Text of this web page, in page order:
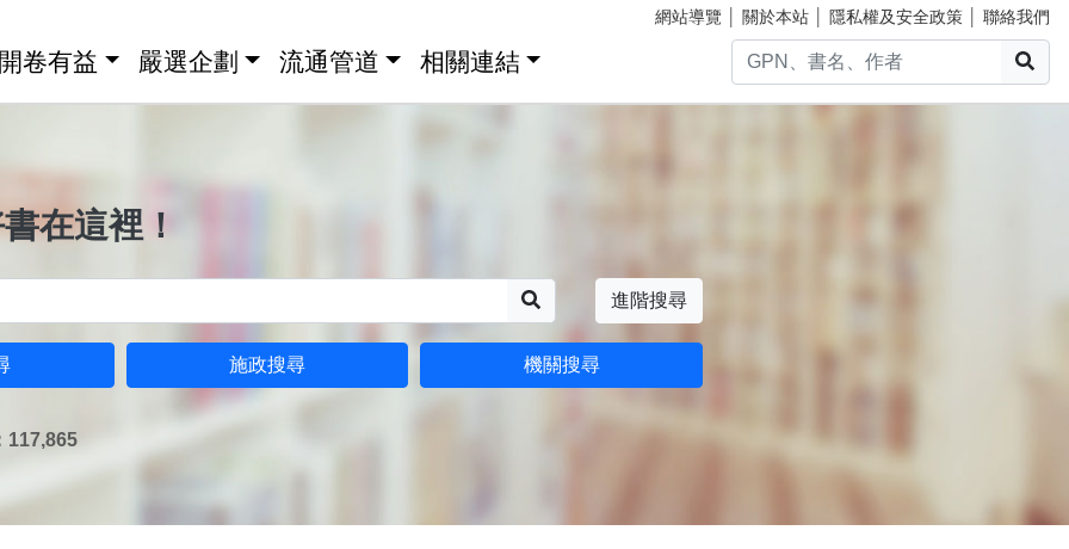
網站導覽 關於本站 隱私權及安全政策 聯絡我們
卷有益 嚴選企劃 流通管道 相關連結
在這裡！
進階搜尋
施政搜尋 機關搜尋
117,865